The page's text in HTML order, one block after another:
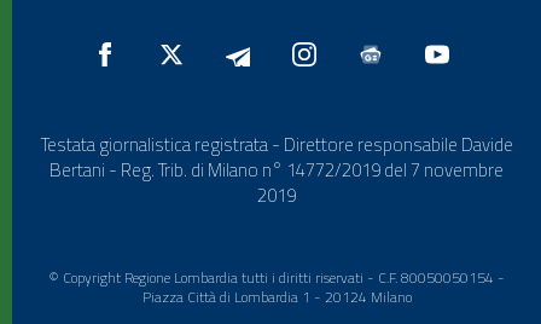
Testata giornalistica registrata - Direttore responsabile Davide
Bertani - Reg. Trib. di Milano n° 14772/2019 del 7 novembre
2019
© Copyright Regione Lombardia tutti i diritti riservati - C.F. 80050050154 -
Piazza Città di Lombardia 1 - 20124 Milano